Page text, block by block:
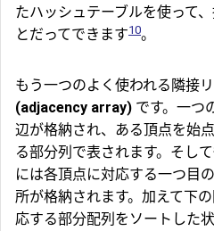
たハッシュテーブルを使って
とだってできます10。
もう一つのよく使われる隣接
(adjacency array) です。一つ
辺が格納され、ある頂点を始
る部分列で表されます。そし
には各頂点に対応する一つ目
所が格納されます。加えて下
応する部分配列をソートした